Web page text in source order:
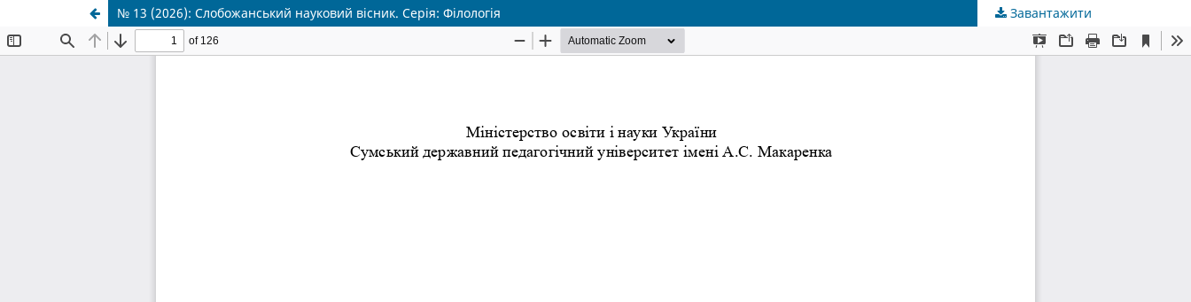
№ 13 (2026): Слобожанський науковий вісник. Серія: Філологія Завантажити